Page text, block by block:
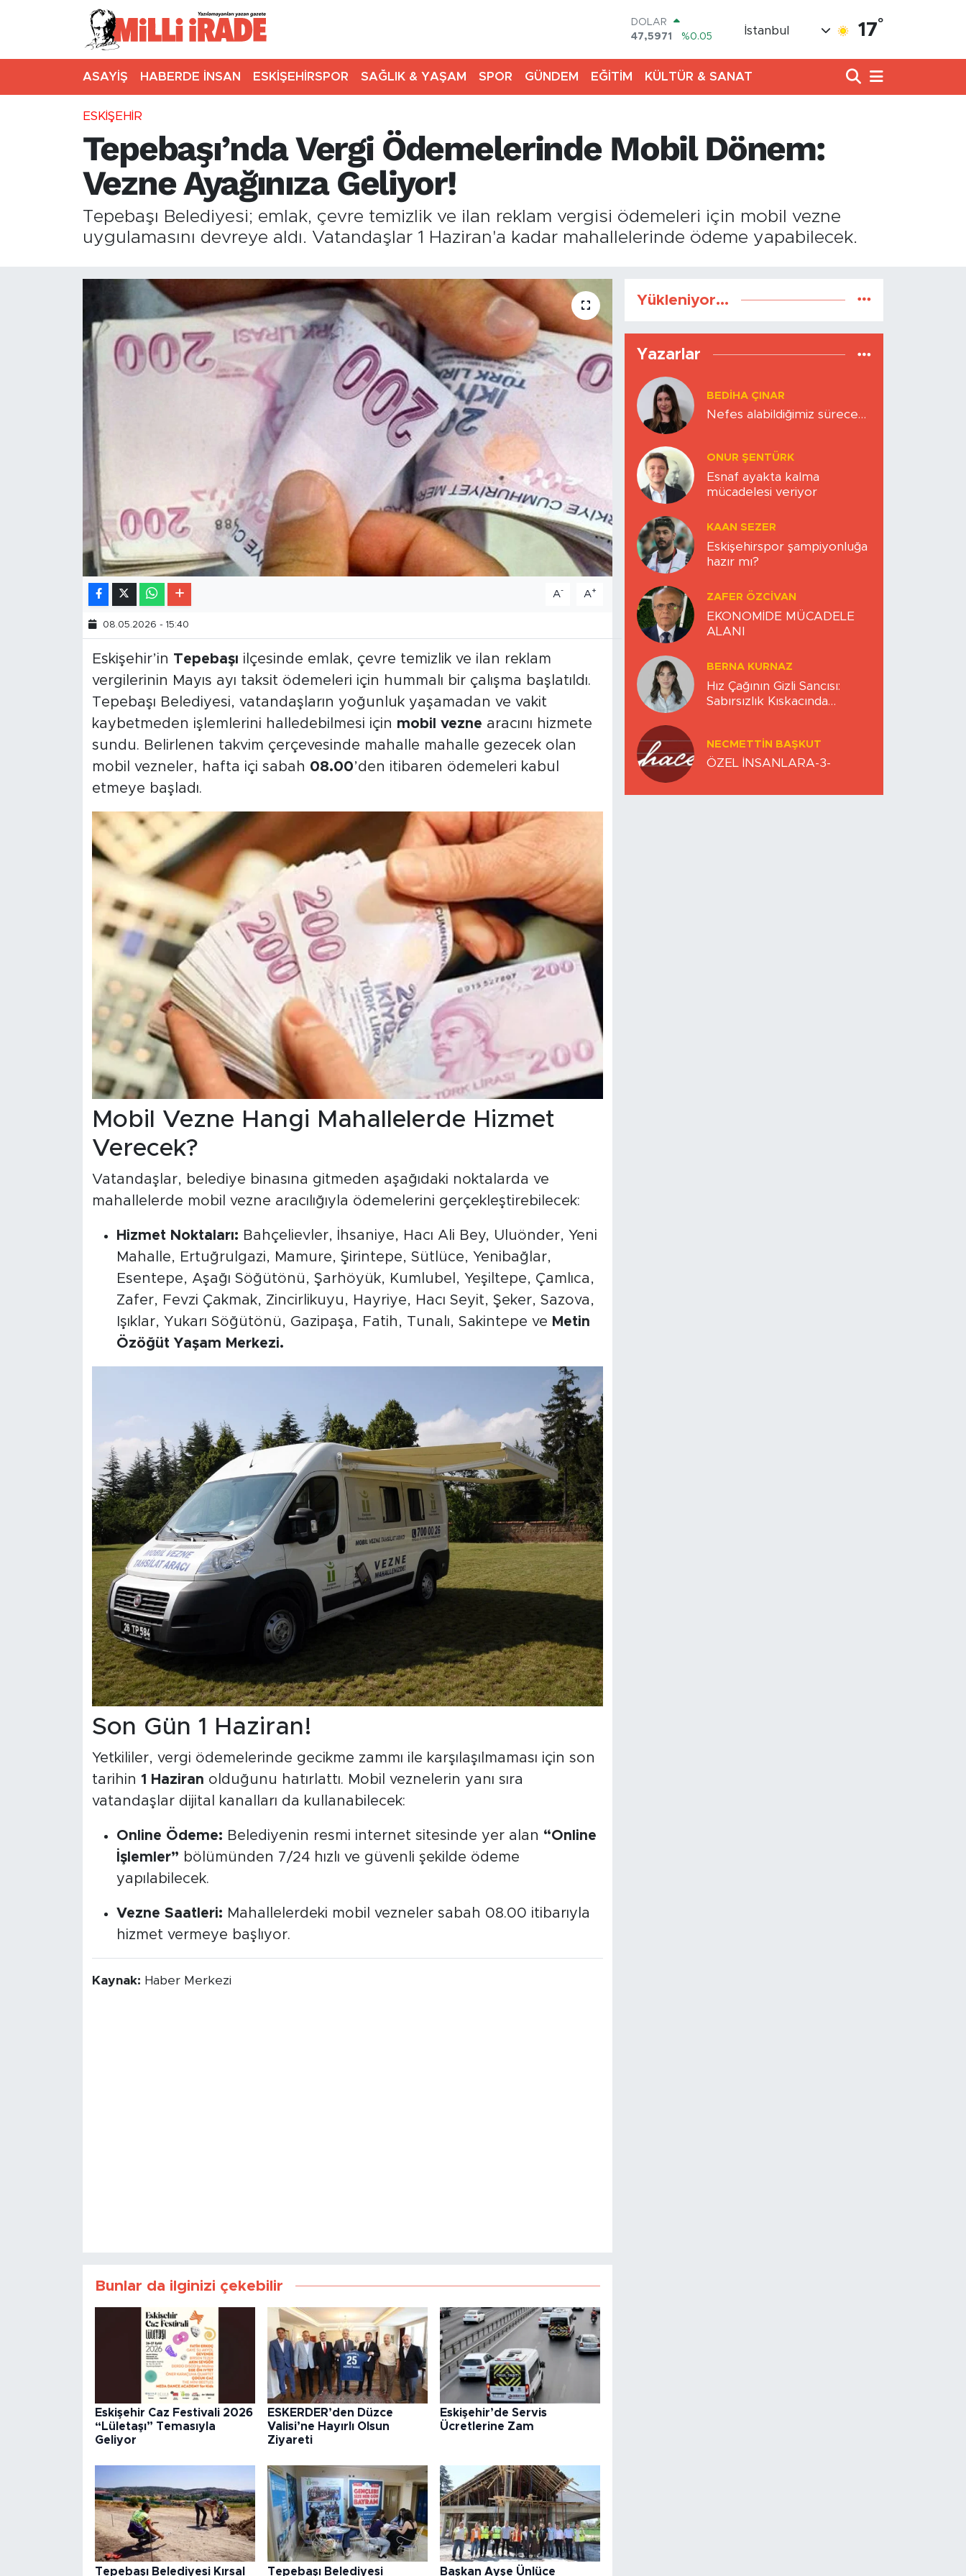
DOLAR
47,5971
%0.05
STERLİN
64,2534
%0.22
BİST100
13.703
%0
İstanbul 17°
ASAYİŞ HABERDE İNSAN ESKİŞEHİRSPOR SAĞLIK & YAŞAM SPOR GÜNDEM EĞİTİM KÜLTÜR & SANAT
ESKİŞEHİR
Tepebaşı’nda Vergi Ödemelerinde Mobil Dönem:
Vezne Ayağınıza Geliyor!
Tepebaşı Belediyesi; emlak, çevre temizlik ve ilan reklam vergisi ödemeleri için mobil vezne
uygulamasını devreye aldı. Vatandaşlar 1 Haziran'a kadar mahallelerinde ödeme yapabilecek.
A- A+
08.05.2026 - 15:40
Eskişehir’in Tepebaşı ilçesinde emlak, çevre temizlik ve ilan reklam
vergilerinin Mayıs ayı taksit ödemeleri için hummalı bir çalışma başlatıldı.
Tepebaşı Belediyesi, vatandaşların yoğunluk yaşamadan ve vakit
kaybetmeden işlemlerini halledebilmesi için mobil vezne aracını hizmete
sundu. Belirlenen takvim çerçevesinde mahalle mahalle gezecek olan
mobil vezneler, hafta içi sabah 08.00’den itibaren ödemeleri kabul
etmeye başladı.
Mobil Vezne Hangi Mahallelerde Hizmet
Verecek?
Vatandaşlar, belediye binasına gitmeden aşağıdaki noktalarda ve
mahallelerde mobil vezne aracılığıyla ödemelerini gerçekleştirebilecek:
Hizmet Noktaları: Bahçelievler, İhsaniye, Hacı Ali Bey, Uluönder, Yeni
Mahalle, Ertuğrulgazi, Mamure, Şirintepe, Sütlüce, Yenibağlar,
Esentepe, Aşağı Söğütönü, Şarhöyük, Kumlubel, Yeşiltepe, Çamlıca,
Zafer, Fevzi Çakmak, Zincirlikuyu, Hayriye, Hacı Seyit, Şeker, Sazova,
Işıklar, Yukarı Söğütönü, Gazipaşa, Fatih, Tunalı, Sakintepe ve Metin
Özöğüt Yaşam Merkezi.
Son Gün 1 Haziran!
Yetkililer, vergi ödemelerinde gecikme zammı ile karşılaşılmaması için son
tarihin 1 Haziran olduğunu hatırlattı. Mobil veznelerin yanı sıra
vatandaşlar dijital kanalları da kullanabilecek:
Online Ödeme: Belediyenin resmi internet sitesinde yer alan “Online
İşlemler” bölümünden 7/24 hızlı ve güvenli şekilde ödeme
yapılabilecek.
Vezne Saatleri: Mahallelerdeki mobil vezneler sabah 08.00 itibarıyla
hizmet vermeye başlıyor.
Kaynak: Haber Merkezi
Bunlar da ilginizi çekebilir
Eskişehir Caz Festivali 2026
“Lületaşı” Temasıyla
Geliyor
ESKERDER’den Düzce
Valisi’ne Hayırlı Olsun
Ziyareti
Eskişehir’de Servis
Ücretlerine Zam
Tepebaşı Belediyesi Kırsal Tepebaşı Belediyesi Başkan Ayşe Ünlüce
Yükleniyor...
Yazarlar
BEDIHA ÇINAR
Nefes alabildiğimiz sürece…
ONUR ŞENTÜRK
Esnaf ayakta kalma
mücadelesi veriyor
KAAN SEZER
Eskişehirspor şampiyonluğa
hazır mı?
ZAFER ÖZCIVAN
EKONOMİDE MÜCADELE
ALANI
BERNA KURNAZ
Hız Çağının Gizli Sancısı:
Sabırsızlık Kıskacında
NECMETTIN BAŞKUT
ÖZEL İNSANLARA-3-